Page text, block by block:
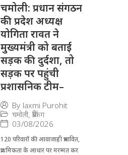
चमोली: प्रधान संगठन
की प्रदेश अध्यक्ष
योगिता रावत ने
मुख्यमंत्री को बताई
सड़क की दुर्दशा, तो
सड़क पर पहुंची
प्रशासनिक टीम–
By laxmi Purohit
चमोली, ब्रेकिंग
03/08/2026
120 परिवारों की आवाजाही प्रभावित,
प्राथमिकता के आधार पर मरम्मत कर